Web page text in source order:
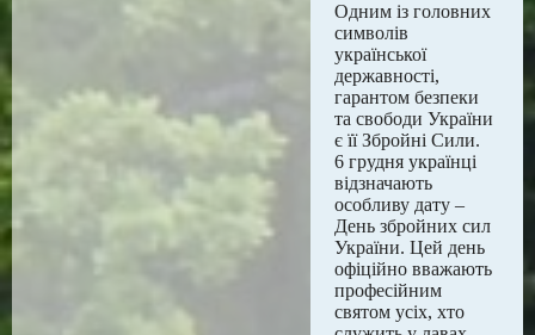
Одним із головних
символів
української
державності,
гарантом безпеки
та свободи України
є її Збройні Сили.
6 грудня українці
відзначають
особливу дату –
День збройних сил
України. Цей день
офіційно вважають
професійним
святом усіх, хто